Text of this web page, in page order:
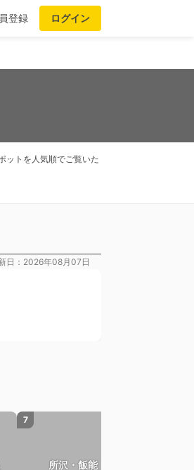
登録 ログイン
ットを人気順でご覧いた
日：2026年08月07日
7
所沢・飯能